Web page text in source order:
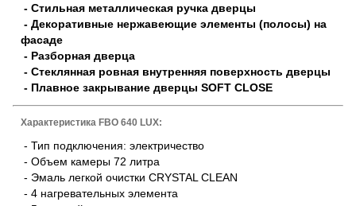
- Стильная металлическая ручка дверцы
- Декоративные нержавеющие элементы (полосы) на
фасаде
- Разборная дверца
- Стеклянная ровная внутренняя поверхность дверцы
- Плавное закрывание дверцы SOFT CLOSE
Характеристика FBO 640 LUX:
- Тип подключения: электричество
- Объем камеры 72 литра
- Эмаль легкой очистки CRYSTAL CLEAN
- 4 нагревательных элемента